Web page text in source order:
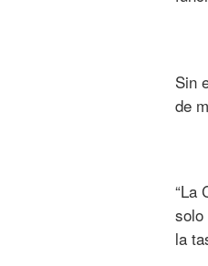
Sin
de
“La
solo
la